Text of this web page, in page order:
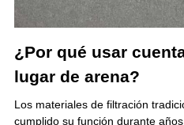
¿Por qué usar
lugar de arena?
Los materiales de filtración
cumplido su función durante